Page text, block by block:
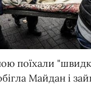
поїхали
Майдан і